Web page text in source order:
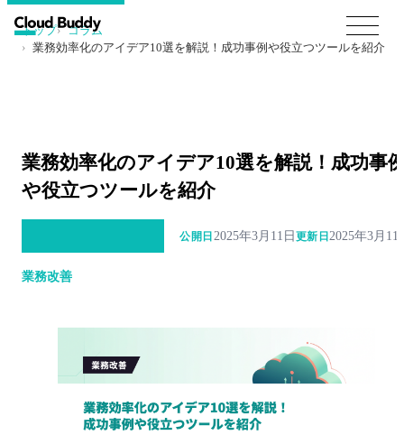
トップ
コラム
業務効率化のアイデア10選を解説！成功事例や役立つツールを紹介
業務効率化のアイデア10選を解説！成功事
や役立つツールを紹介
公開日 2025年3月11日 更新日 2025年3月11
業務改善